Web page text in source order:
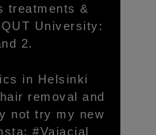
treatments &
University:
2.
in Helsinki
removal and
not try my new
#Vajacial